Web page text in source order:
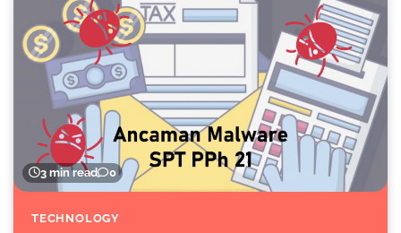
3 min read 0
TECHNOLOGY